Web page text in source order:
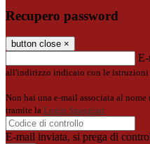
Recupero password
button close ×
all'indirizzo indicato con le istruzioni
Non hai una e-mail associata al
tramite la Login Spaggiari
E-mail inviata, si prega di